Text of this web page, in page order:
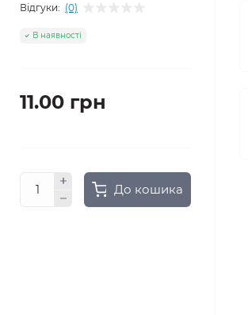
Відгуки: (0)
В наявності
11.00 грн
До кошика